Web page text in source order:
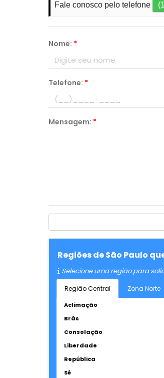
Fale conosco pelo telefone
Nome: *
Telefone: *
Mensagem: *
Regiões de São Paulo
Selecione uma região para
Região Central Zona Norte
Aclimação
Brás
Consolação
Liberdade
República
Sé